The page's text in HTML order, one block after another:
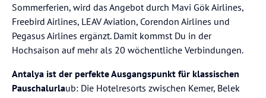
Sommerferien, wird das Angebot durch Mavi Gök Airlines,
Freebird Airlines, LEAV Aviation, Corendon Airlines und
Pegasus Airlines ergänzt. Damit kommst Du in der
Hochsaison auf mehr als 20 wöchentliche Verbindungen.
Antalya ist der perfekte Ausgangspunkt für klassischen
Pauschalurlaub: Die Hotelresorts zwischen Kemer, Belek